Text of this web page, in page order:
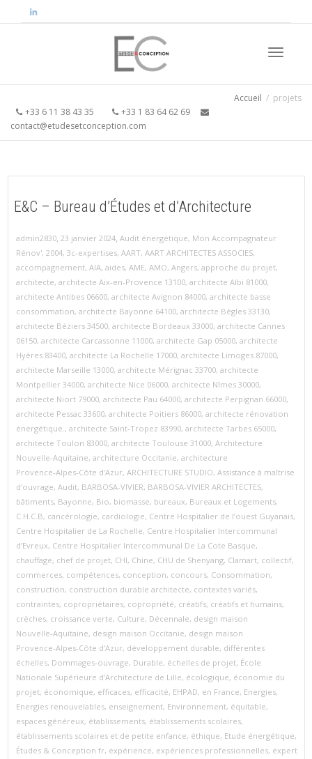
Accueil
projets
+33 6 11 38 43 35
+33 1 83 64 62 69
contact@etudesetconception.com
E&C – Bureau d’Études et d’Architecture
admin2830, 23 janvier 2024, Audit énergétique, Mon Accompagnateur
Rénov', 2004, 3c-expertises, AART, AART ARCHITECTES ASSOCIES,
accompagnement, AIA, aides, AME, AMO, Angers, approche du projet,
architecte, architecte Aix‑en‑Provence 13100, architecte Albi 81000,
architecte Antibes 06600, architecte Avignon 84000, architecte basse
consommation, architecte Bayonne 64100, architecte Bègles 33130,
architecte Béziers 34500, architecte Bordeaux 33000, architecte Cannes
06150, architecte Carcassonne 11000, architecte Gap 05000, architecte
Hyères 83400, architecte La Rochelle 17000, architecte Limoges 87000,
architecte Marseille 13000, architecte Mérignac 33700, architecte
Montpellier 34000, architecte Nice 06000, architecte Nîmes 30000,
architecte Niort 79000, architecte Pau 64000, architecte Perpignan 66000,
architecte Pessac 33600, architecte Poitiers 86000, architecte rénovation
énergétique., architecte Saint‑Tropez 83990, architecte Tarbes 65000,
architecte Toulon 83000, architecte Toulouse 31000, Architecture
Nouvelle‑Aquitaine, architecture Occitanie, architecture
Provence‑Alpes‑Côte d’Azur, ARCHITECTURE STUDIO, Assistance à maîtrise
d'ouvrage, Audit, BARBOSA-VIVIER, BARBOSA-VIVIER ARCHITECTES,
bâtiments, Bayonne, Bio, biomasse, bureaux, Bureaux et Logements,
C.H.C.B, cancérologie, cardiologie, Centre Hospitalier de l’ouest Guyanais,
Centre Hospitalier de La Rochelle, Centre Hospitalier Intercommunal
d’Evreux, Centre Hospitalier Intercommunal De La Cote Basque,
chauffage, chef de projet, CHI, Chine, CHU de Shenyang, Clamart, collectif,
commerces, compétences, conception, concours, Consommation,
construction, construction durable architecte, contextes variés,
contraintes, copropriétaires, copropriété, créatifs, créatifs et humains,
crèches, croissance verte, Culture, Décennale, design maison
Nouvelle‑Aquitaine, design maison Occitanie, design maison
Provence‑Alpes‑Côte d’Azur, développement durable, différentes
échelles, Dommages-ouvrage, Durable, échelles de projet, École
Nationale Supérieure d’Architecture de Lille, écologique, économie du
projet, économique, efficaces, efficacité, EHPAD, en France, Energies,
Energies renouvelables, enseignement, Environnement, équitable,
espaces généreux, établissements, établissements scolaires,
établissements scolaires et de petite enfance, éthique, Etude énergétique,
Études & Conception fr, expérience, expériences professionnelles, expert